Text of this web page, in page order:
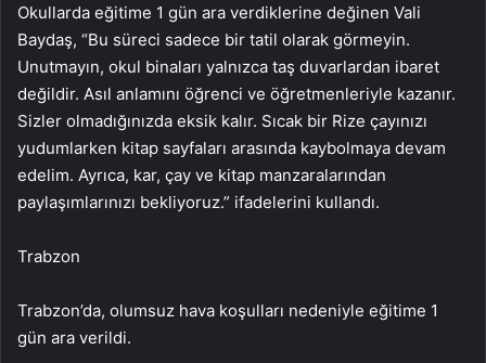
Okullarda eğitime 1 gün ara verdiklerine değinen Vali
Baydaş, “Bu süreci sadece bir tatil olarak görmeyin.
Unutmayın, okul binaları yalnızca taş duvarlardan ibaret
değildir. Asıl anlamını öğrenci ve öğretmenleriyle kazanır.
Sizler olmadığınızda eksik kalır. Sıcak bir Rize çayınızı
yudumlarken kitap sayfaları arasında kaybolmaya devam
edelim. Ayrıca, kar, çay ve kitap manzaralarından
paylaşımlarınızı bekliyoruz.” ifadelerini kullandı.
Trabzon
Trabzon’da, olumsuz hava koşulları nedeniyle eğitime 1
gün ara verildi.